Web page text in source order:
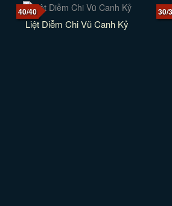
40/40
Liệt Diễm Chi Vũ Canh Kỷ
30/